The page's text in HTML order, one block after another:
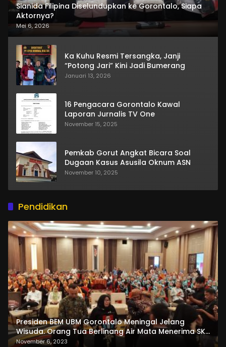
Sianida Filipina Diselundupkan ke Gorontalo, Siapa
Aktornya?
Mei 6, 2026
Ka Kuhu Resmi Tersangka, Janji
“Potong Jari” Kini Jadi Bumerang
Januari 13, 2026
16 Pengacara Gorontalo Kawal
Laporan Jurnalis TV One
November 15, 2025
Pemkab Gorut Angkat Bicara Soal
Dugaan Kasus Asusila Oknum ASN
November 10, 2025
Pendidikan
Presiden BEM UBM Gorontalo Meningal Jelang
Wisuda. Orang Tua Berlinang Air Mata Menerima SKL
dan Pemasangan Salempang
November 6, 2023